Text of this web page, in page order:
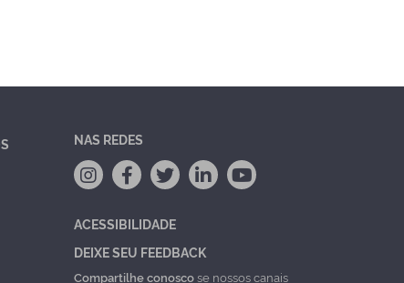
NAS REDES
ACESSIBILIDADE
DEIXE SEU FEEDBACK
Compartilhe conoscose nossos canais